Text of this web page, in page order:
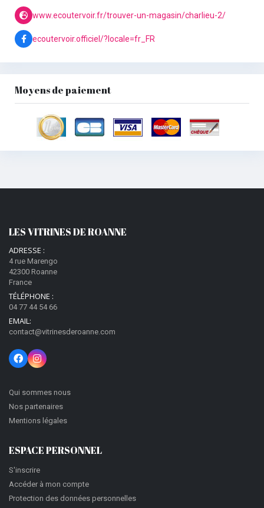
www.ecoutervoir.fr/trouver-un-magasin/charlieu-2/
ecoutervoir.officiel/?locale=fr_FR
Moyens de paiement
LES VITRINES DE ROANNE
ADRESSE :
4 rue Marengo
42300 Roanne
France
TÉLÉPHONE :
04 77 44 54 66
EMAIL:
contact@vitrinesderoanne.com
Qui sommes nous
Nos partenaires
Mentions légales
ESPACE PERSONNEL
S'inscrire
Accéder à mon compte
Protection des données personnelles